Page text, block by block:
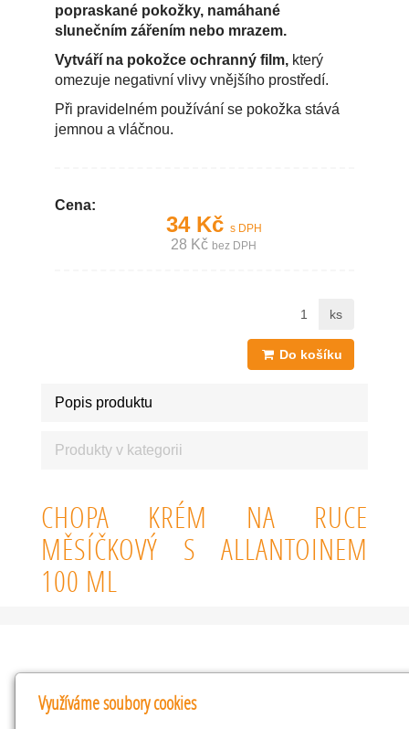
popraskané pokožky, namáhané
slunečním zářením nebo mrazem.
Vytváří na pokožce ochranný film, který
omezuje negativní vlivy vnějšího prostředí.
Při pravidelném používání se pokožka stává
jemnou a vláčnou.
Cena:
34 Kč s DPH
28 Kč bez DPH
ks
Do košíku
Popis produktu
Produkty v kategorii
CHOPA KRÉM NA RUCE
MĚSÍČKOVÝ S ALLANTOINEM
100 ML
Kontakty
Využíváme soubory cookies